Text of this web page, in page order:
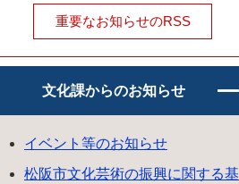
重要なお知らせのRSS
文化課からのお知らせ
イベント等のお知らせ
松阪市文化芸術の振興に関する基